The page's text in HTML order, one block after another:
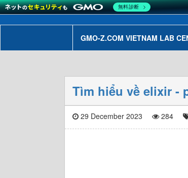
GMO-Z.COM VIETNAM LAB
Tìm hiểu về elixir -
29 December 2023 284
無料診断